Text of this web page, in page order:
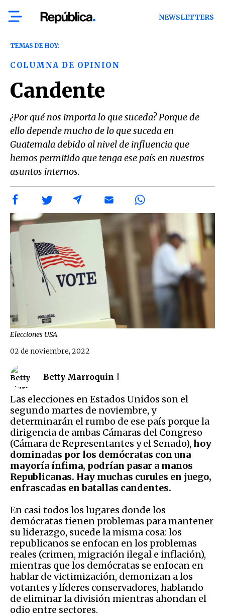
NEWSLETTERS
TEMAS DE HOY:
COLUMNA DE OPINION
Candente
¿Por qué nos importa lo que suceda? Porque de
ello depende mucho de lo que suceda en
Guatemala debido al nivel de influencia que
hemos permitido que tenga ese país en nuestros
asuntos internos.
Elecciones USA
Betty Marroquin |
02 de noviembre, 2022
Las elecciones en Estados Unidos son el
segundo martes de noviembre, y
determinarán el rumbo de ese país porque la
dirigencia de ambas Cámaras del Congreso
(Cámara de Representantes y el Senado), hoy
dominadas por los demócratas con una
mayoría ínfima, podrían pasar a manos
Republicanas. Hay muchas curules en juego,
enfrascadas en batallas candentes.
En casi todos los lugares donde los
demócratas tienen problemas para mantener
su liderazgo, sucede la misma cosa: los
republicanos se enfocan en los problemas
reales (crimen, migración ilegal e inflación),
mientras que los demócratas se enfocan en
hablar de victimización, demonizan a los
votantes y líderes conservadores, hablando
de eliminar la división mientras ahondan el
odio entre sectores.